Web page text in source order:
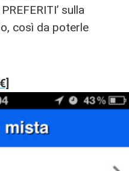
sulla
così da poterle